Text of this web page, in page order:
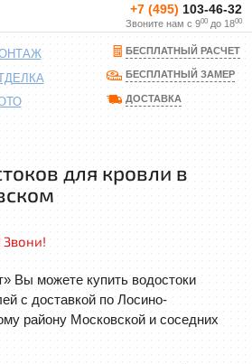
+7 (495) 103-46-32
Звоните нам с 900до 1800
БЕСПЛАТНЫЙ РАСЧЕТ
БЕСПЛАТНЫЙ ЗАМЕР
ДОСТАВКА
для кровли в
Звони!
Вы можете купить водостоки
с доставкой по Лосино-
району Московской и соседних